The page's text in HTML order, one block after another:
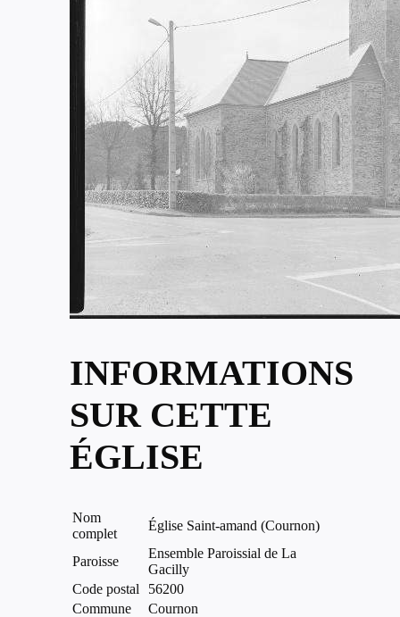
INFORMATIONS
SUR CETTE
ÉGLISE
Nom
complet
Église Saint-amand (Cournon)
Paroisse
Ensemble Paroissial de La
Gacilly
Code postal
56200
Commune
Cournon